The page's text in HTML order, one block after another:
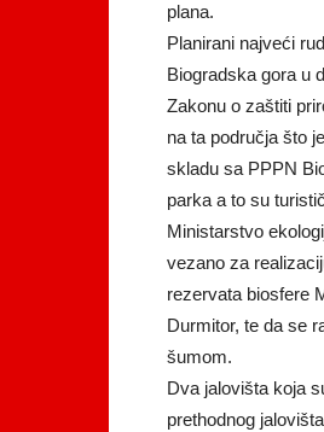
plana.
Planirani najveći
Biogradska gora u
Zakonu o zaštiti
na ta područja što
skladu sa PPPN
parka a to su
Ministarstvo
vezano za
rezervata biosfere
Durmitor, te da se
šumom.
Dva jalovišta koja
prethodnog